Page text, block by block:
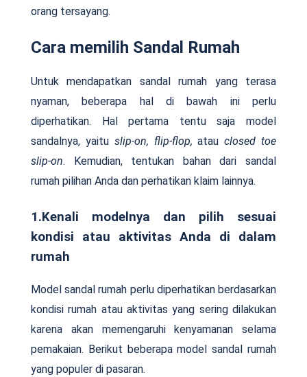
orang tersayang.
Cara memilih Sandal Rumah
Untuk mendapatkan sandal rumah yang terasa
nyaman, beberapa hal di bawah ini perlu
diperhatikan. Hal pertama tentu saja model
sandalnya, yaituslip-on, flip-flop,atauclosed toe
slip-on. Kemudian, tentukan bahan dari sandal
rumah pilihan Anda dan perhatikan klaim lainnya.
1.Kenali modelnya dan pilih sesuai
kondisi atau aktivitas Anda di dalam
rumah
Model sandal rumah perlu diperhatikan berdasarkan
kondisi rumah atau aktivitas yang sering dilakukan
karena akan memengaruhi kenyamanan selama
pemakaian. Berikut beberapa model sandal rumah
yang populer di pasaran.